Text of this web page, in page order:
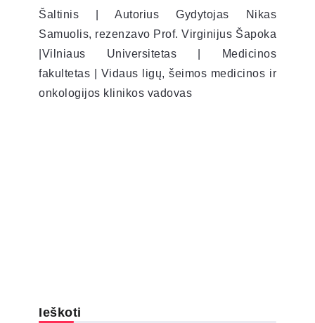
Šaltinis | Autorius Gydytojas Nikas
Samuolis, rezenzavo Prof. Virginijus Šapoka
|Vilniaus Universitetas | Medicinos
fakultetas | Vidaus ligų, šeimos medicinos ir
onkologijos klinikos vadovas
Ieškoti